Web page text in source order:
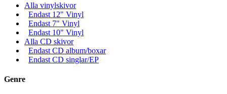
Alla vinylskivor
Endast 12" Vinyl
Endast 7" Vinyl
Endast 10" Vinyl
Alla CD skivor
Endast CD album/boxar
Endast CD singlar/EP
Genre